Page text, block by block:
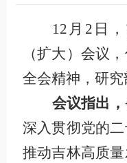
12 月 2 日
（扩大 ） 会议
全会精神，研究
会议指出，
深入贯彻党的
推动吉林高质